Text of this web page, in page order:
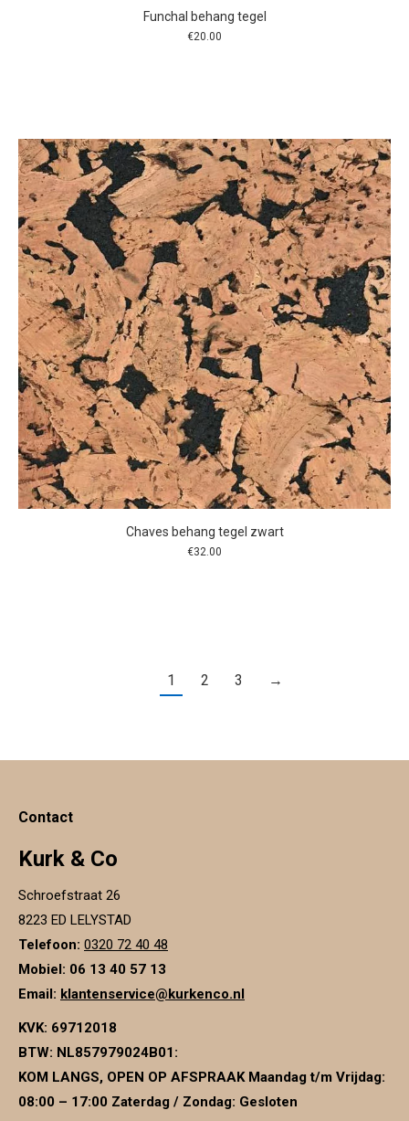
Funchal behang tegel
€20.00
Chaves behang tegel zwart
€32.00
1 2 3 →
Contact
Kurk & Co
Schroefstraat 26
8223 ED LELYSTAD
Telefoon: 0320 72 40 48
Mobiel: 06 13 40 57 13
Email: klantenservice@kurkenco.nl
KVK: 69712018
BTW: NL857979024B01 :
KOM LANGS, OPEN OP AFSPRAAK Maandag t/m Vrijdag:
08:00 – 17:00 Zaterdag / Zondag: Gesloten